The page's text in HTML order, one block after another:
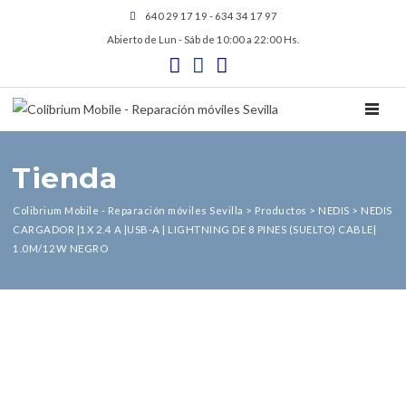
640 29 17 19 - 634 34 17 97
Abierto de Lun - Sáb de 10:00 a 22:00 Hs.
Tienda
Colibrium Mobile - Reparación móviles Sevilla > Productos > NEDIS > NEDIS
CARGADOR |1X 2.4 A |USB-A | LIGHTNING DE 8 PINES (SUELTO) CABLE|
1.0M/12W NEGRO